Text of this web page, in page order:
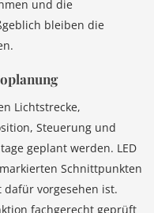
und die
bleiben die
Lichtstrecke,
Steuerung und
geplant werden. LED
Schnittpunkten
vorgesehen ist.
fachgerecht geprüft